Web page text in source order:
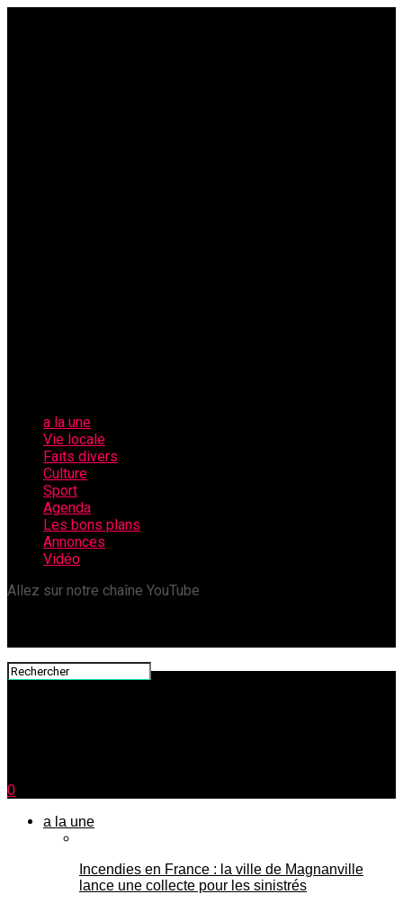
a la une
Vie locale
Faits divers
Culture
Sport
Agenda
Les bons plans
Annonces
Vidéo
Allez sur notre chaîne YouTube
0
a la une
Incendies en France : la ville de Magnanville
lance une collecte pour les sinistrés